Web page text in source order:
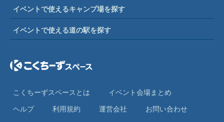
イベントで使えるキャンプ場を探す
イベントで使える道の駅を探す
こくちーずスペースとは
イベント会場まとめ
ヘルプ
利⽤規約 運営会社
お問い合わせ